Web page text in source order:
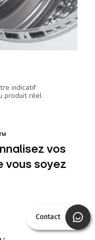
indicatif
produit réel.
vos
vous soyez
Contact